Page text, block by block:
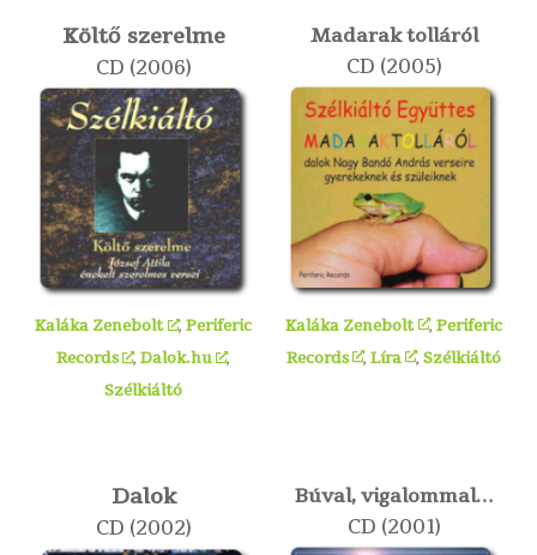
Költő szerelme
CD (2006)
Kaláka Zenebolt , Periferic
Records
, Dalok.hu
,
Szélkiáltó
Madarak tolláról
CD (2005)
Kaláka Zenebolt , Periferic
Records
, Líra ,Szélkiáltó
Dalok
CD (2002)
Búval, vigalommal…
CD (2001)